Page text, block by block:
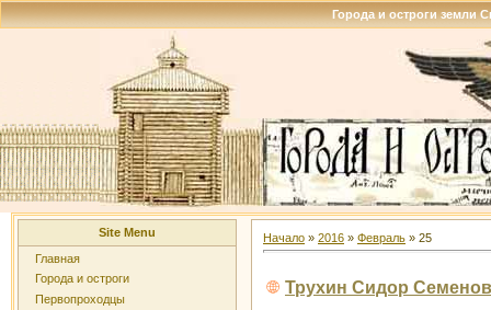
Города и остроги земли
Site Menu
Главная
Города и остроги
Первопроходцы
Начало » 2016 » Февраль » 25
Трухин Сидор